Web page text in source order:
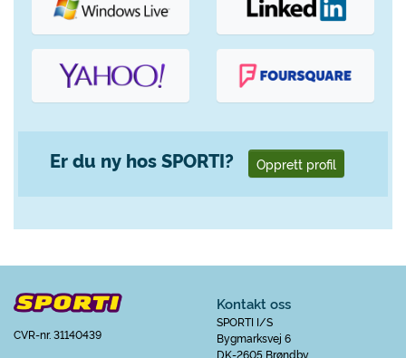
Er du ny hos SPORTI? Opprett profil
CVR-nr. 31140439
Kontakt oss
SPORTI I/S
Bygmarksvej 6
DK-2605 Brøndby